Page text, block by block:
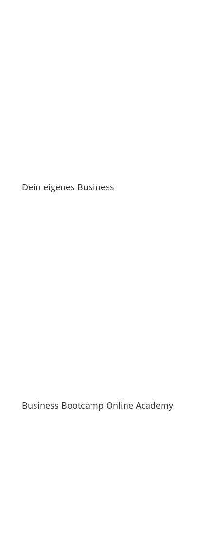
Dein eigenes Business
Business Bootcamp Online Academy